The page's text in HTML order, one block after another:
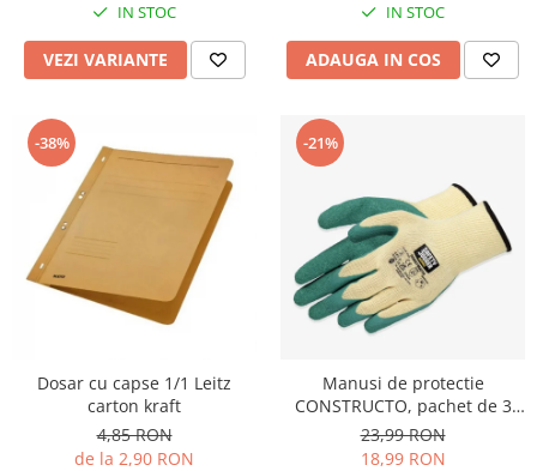
IN STOC
VEZI VARIANTE
IN STOC
ADAUGA IN COS
-38%
Dosar cu capse 1/1 Leitz
carton kraft
4,85 RON
de la 2,90 RON
-21%
Manusi de protectie
CONSTRUCTO, pachet de 3
perechi, Safety Jogger
23,99 RON
18,99 RON